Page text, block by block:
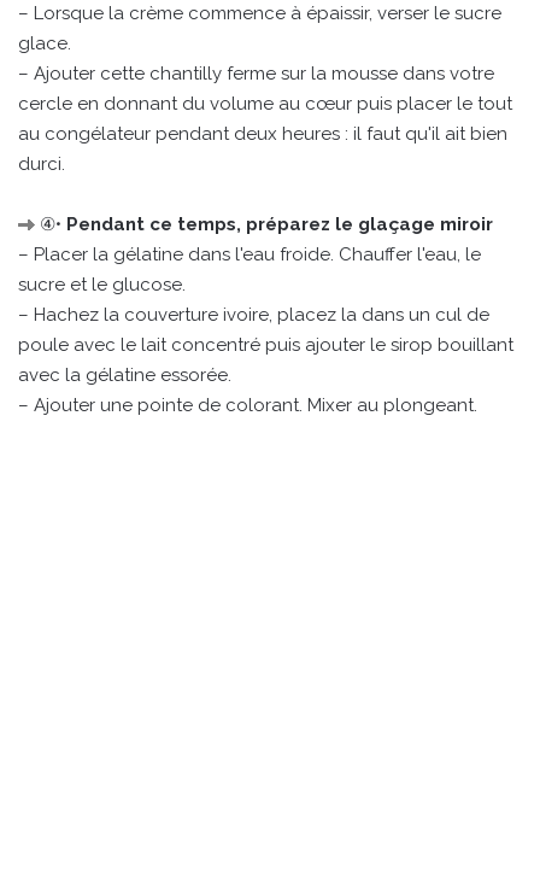
– Lorsque la crème commence à épaissir, verser le sucre
glace.
– Ajouter cette chantilly ferme sur la mousse dans votre
cercle en donnant du volume au cœur puis placer le tout
au congélateur pendant deux heures : il faut qu'il ait bien
durci.
④• Pendant ce temps, préparez le glaçage miroir
– Placer la gélatine dans l'eau froide. Chauffer l'eau, le
sucre et le glucose.
– Hachez la couverture ivoire, placez la dans un cul de
poule avec le lait concentré puis ajouter le sirop bouillant
avec la gélatine essorée.
– Ajouter une pointe de colorant. Mixer au plongeant.